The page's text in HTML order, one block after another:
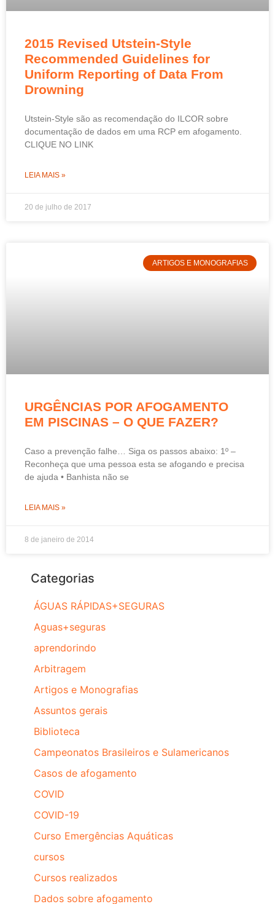
2015 Revised Utstein-Style
Recommended Guidelines for
Uniform Reporting of Data From
Drowning
Utstein-Style são as recomendação do ILCOR sobre
documentação de dados em uma RCP em afogamento.
CLIQUE NO LINK
LEIA MAIS »
20 de julho de 2017
ARTIGOS E MONOGRAFIAS
URGÊNCIAS POR AFOGAMENTO
EM PISCINAS – O QUE FAZER?
Caso a prevenção falhe… Siga os passos abaixo: 1º –
Reconheça que uma pessoa esta se afogando e precisa
de ajuda • Banhista não se
LEIA MAIS »
8 de janeiro de 2014
Categorias
ÁGUAS RÁPIDAS+SEGURAS
Aguas+seguras
aprendorindo
Arbitragem
Artigos e Monografias
Assuntos gerais
Biblioteca
Campeonatos Brasileiros e Sulamericanos
Casos de afogamento
COVID
COVID-19
Curso Emergências Aquáticas
cursos
Cursos realizados
Dados sobre afogamento